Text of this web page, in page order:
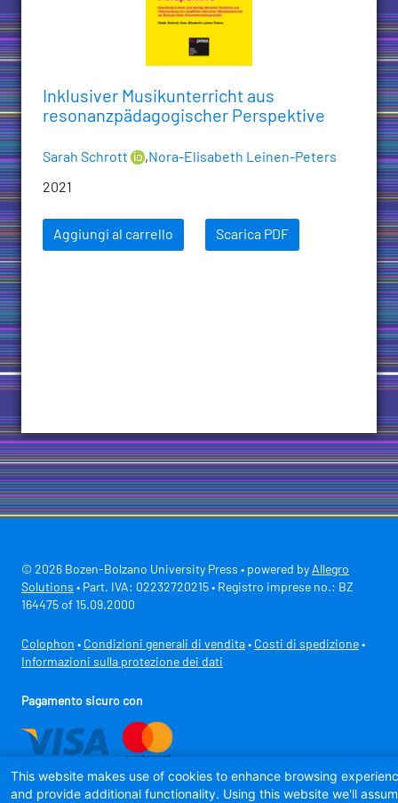
Inklusiver Musikunterricht aus
resonanzpädagogischer Perspektive
Sarah Schrott ,Nora-Elisabeth Leinen-Peters
2021
Aggiungi al carrello Scarica PDF
© 2026 Bozen-Bolzano University Press • powered by Allegro
Solutions • Part. IVA: 02232720215 • Registro imprese no.: BZ
164475 of 15.09.2000
Colophon • Condizioni generali di vendita • Costi di spedizione •
Informazioni sulla protezione dei dati
Pagamento sicuro con
This website makes use of cookies to enhance browsing
and provide additional functionality. Using this website we'll